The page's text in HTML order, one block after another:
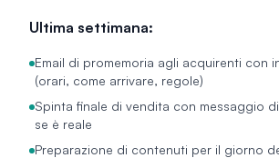
Ultima settimana:
Email di promemoria agli acquirenti con
(orari, come arrivare, regole)
Spinta finale di vendita con messaggio
se è reale
Preparazione di contenuti per il giorno